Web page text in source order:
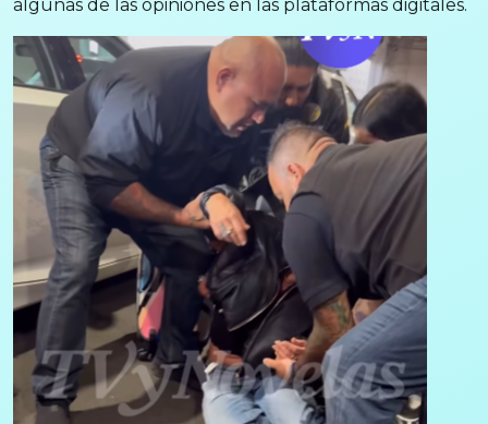
algunas de las opiniones en las plataformas digitales.